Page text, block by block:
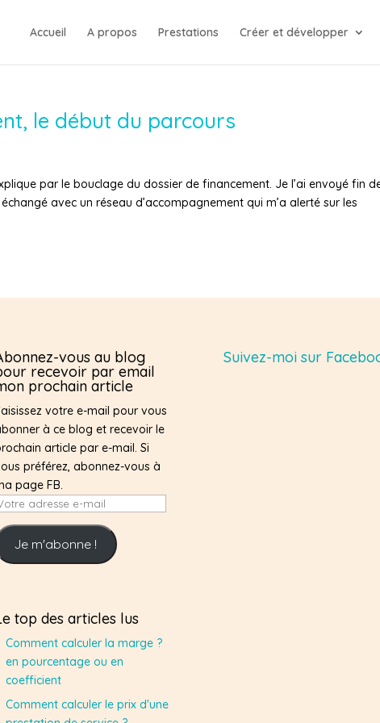
Accueil A propos Prestations Créer et développer
le début du parcours
par le bouclage du dossier de financement. Je l’ai envoyé fin
avec un réseau d’accompagnement qui m’a alerté sur les
vous au blog
recevoir par email
prochain article
votre e-mail pour vous
à ce blog et recevoir le
article par e-mail. Si
préférez, abonnez-vous à
page FB.
Je m'abonne !
top des articles lus
Comment calculer la marge ?
en pourcentage ou en
coefficient
Comment calculer le prix d'une
Suivez-moi sur